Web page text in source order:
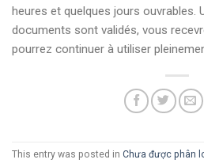
heures et quelques jours ouvrables.
documents sont validés, vous
pourrez continuer à utiliser
This entry was posted in Chưa được phân